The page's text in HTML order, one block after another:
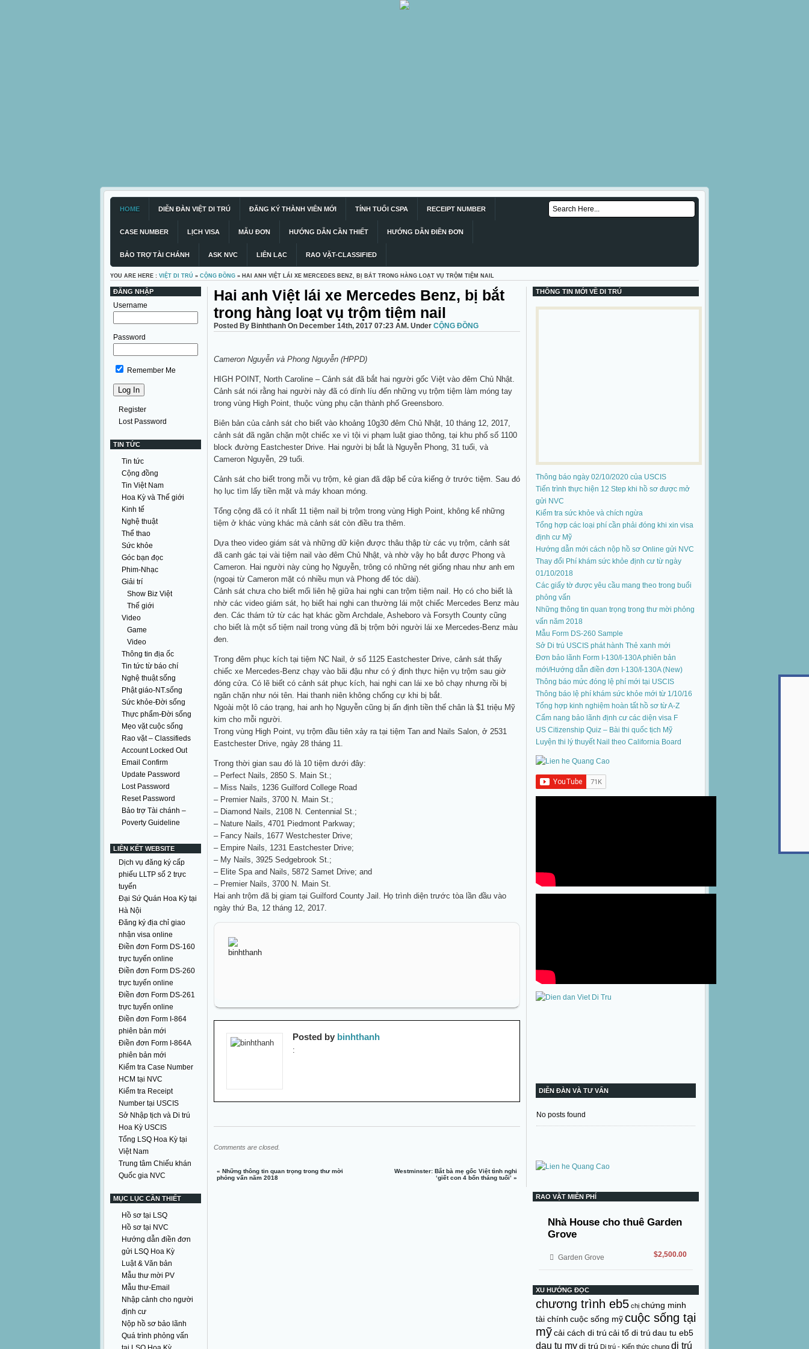
HOME DIỄN ĐÀN VIỆT DI TRÚ ĐĂNG KÝ THÀNH VIÊN MỚI TÍNH TUỔI CSPA RECEIPT NUMBER
CASE NUMBER LỊCH VISA MẪU ĐƠN HƯỚNG DẪN CẦN THIẾT HƯỚNG DẪN ĐIỀN ĐƠN
BẢO TRỢ TÀI CHÁNH ASK NVC LIÊN LẠC RAO VẶT-CLASSIFIED
YOU ARE HERE : VIỆT DI TRÚ » CỘNG ĐỒNG » HAI ANH VIỆT LÁI XE MERCEDES BENZ, BỊ BẮT TRONG HÀNG LOẠT VỤ TRỘM TIỆM NAIL
ĐĂNG NHẬP
Username
Password
Remember Me
Register
Lost Password
TIN TỨC
Tin tức
Cộng đồng
Tin Việt Nam
Hoa Kỳ và Thế giới
Kinh tế
Nghệ thuật
Thể thao
Sức khỏe
Góc bạn đọc
Phim-Nhạc
Giải trí
Show Biz Việt
Thế giới
Video
Game
Video
Thông tin địa ốc
Tin tức từ báo chí
Nghệ thuật sống
Phật giáo-NT.sống
Sức khỏe-Đời sống
Thực phẩm-Đời sống
Mẹo vặt cuộc sống
Rao vặt – Classifieds
Account Locked Out
Email Confirm
Update Password
Lost Password
Reset Password
Bảo trợ Tài chánh –
Poverty Guideline
LIÊN KẾT WEBSITE
Dịch vụ đăng ký cấp
phiếu LLTP số 2 trực
tuyến
Đại Sứ Quán Hoa Kỳ tại
Hà Nội
Đăng ký địa chỉ giao
nhận visa online
Điền đơn Form DS-160
trực tuyến online
Điền đơn Form DS-260
trực tuyến online
Điền đơn Form DS-261
trực tuyến online
Điền đơn Form I-864
phiên bản mới
Điền đơn Form I-864A
phiên bản mới
Kiểm tra Case Number
HCM tại NVC
Kiểm tra Receipt
Number tại USCIS
Sở Nhập tịch và Di trú
Hoa Kỳ USCIS
Tổng LSQ Hoa Kỳ tại
Việt Nam
Trung tâm Chiếu khán
Quốc gia NVC
MỤC LỤC CẦN THIẾT
Hồ sơ tại LSQ
Hồ sơ tại NVC
Hướng dẫn điền đơn
gửi LSQ Hoa Kỳ
Luật & Văn bản
Mẫu thư mời PV
Mẫu thư-Email
Nhập cảnh cho người
định cư
Nộp hồ sơ bảo lãnh
Quá trình phỏng vấn
Hai anh Việt lái xe Mercedes Benz, bị bắt
trong hàng loạt vụ trộm tiệm nail
Posted By Binhthanh On December 14th, 2017 07:23 AM. Under CỘNG ĐỒNG
Cameron Nguyễn và Phong Nguyễn (HPPD)
HIGH POINT, North Caroline – Cảnh sát đã bắt hai người gốc Việt vào đêm Chủ Nhật.
Cảnh sát nói rằng hai người này đã có dính líu đến những vụ trộm tiệm làm móng tay
trong vùng High Point, thuộc vùng phụ cận thành phố Greensboro.
Biên bản của cảnh sát cho biết vào khoảng 10g30 đêm Chủ Nhật, 10 tháng 12, 2017,
cảnh sát đã ngăn chặn một chiếc xe vì tội vi phạm luật giao thông, tại khu phố số 1100
block đường Eastchester Drive. Hai người bị bắt là Nguyễn Phong, 31 tuổi, và
Cameron Nguyễn, 29 tuổi.
Cảnh sát cho biết trong mỗi vụ trộm, kẻ gian đã đập bể cửa kiếng ở trước tiệm. Sau đó
họ lục tìm lấy tiền mặt và máy khoan móng.
Tổng cộng đã có ít nhất 11 tiệm nail bị trộm trong vùng High Point, không kể những
tiệm ở khác vùng khác mà cảnh sát còn điều tra thêm.
Dựa theo video giám sát và những dữ kiện được thâu thập từ các vụ trộm, cảnh sát
đã canh gác tại vài tiệm nail vào đêm Chủ Nhật, và nhờ vậy họ bắt được Phong và
Cameron. Hai người này cùng họ Nguyễn, trông có những nét giống nhau như anh em
(ngoại từ Cameron mặt có nhiều mụn và Phong để tóc dài).
Cảnh sát chưa cho biết mối liên hệ giữa hai nghi can trộm tiệm nail. Họ có cho biết là
nhờ các video giám sát, họ biết hai nghi can thường lái một chiếc Mercedes Benz màu
đen. Các thám tử từ các hạt khác gồm Archdale, Asheboro và Forsyth County cũng
cho biết là một số tiệm nail trong vùng đã bị trộm bởi người lái xe Mercedes-Benz màu
đen.
Trong đêm phục kích tại tiệm NC Nail, ở số 1125 Eastchester Drive, cảnh sát thấy
chiếc xe Mercedes-Benz chạy vào bãi đậu như có ý định thực hiện vụ trộm sau giờ
đóng cửa. Có lẽ biết có cảnh sát phục kích, hai nghi can lái xe bỏ chạy nhưng rồi bị
ngăn chặn như nói tên. Hai thanh niên không chống cự khi bị bắt.
Ngoài một lô cáo trạng, hai anh họ Nguyễn cũng bị ấn định tiền thế chân là $1 triệu Mỹ
kim cho mỗi người.
Trong vùng High Point, vụ trộm đầu tiên xảy ra tại tiệm Tan and Nails Salon, ở 2531
Eastchester Drive, ngày 28 tháng 11.
Trong thời gian sau đó là 10 tiệm dưới đây:
– Perfect Nails, 2850 S. Main St.;
– Miss Nails, 1236 Guilford College Road
– Premier Nails, 3700 N. Main St.;
– Diamond Nails, 2108 N. Centennial St.;
– Nature Nails, 4701 Piedmont Parkway;
– Fancy Nails, 1677 Westchester Drive;
– Empire Nails, 1231 Eastchester Drive;
– My Nails, 3925 Sedgebrook St.;
– Elite Spa and Nails, 5872 Samet Drive; and
– Premier Nails, 3700 N. Main St.
Hai anh trộm đã bị giam tại Guilford County Jail. Họ trình diện trước tòa lần đầu vào
ngày thứ Ba, 12 tháng 12, 2017.
Posted by binhthanh
:
Comments are closed.
«Những thông tin quan trọng trong thư mời
phỏng vấn năm 2018
Westminster: Bắt bà mẹ gốc Việt tình nghi
‘giết con 4 bốn tháng tuổi’ »
THÔNG TIN MỚI VỀ DI TRÚ
Thông báo ngày 02/10/2020 của USCIS
Tiến trình thực hiện 12 Step khi hồ sơ được mở
gửi NVC
Kiểm tra sức khỏe và chích ngừa
Tổng hợp các loại phí cần phải đóng khi xin visa
định cư Mỹ
Hướng dẫn mới cách nộp hồ sơ Online gửi NVC
Thay đổi Phí khám sức khỏe định cư từ ngày
01/10/2018
Các giấy tờ được yêu cầu mang theo trong buổi
phỏng vấn
Những thông tin quan trọng trong thư mời phỏng
vấn năm 2018
Mẫu Form DS-260 Sample
Sở Di trú USCIS phát hành Thẻ xanh mới
Đơn bảo lãnh Form I-130/I-130A phiên bản
mới/Hướng dẫn điền đơn I-130/I-130A (New)
Thông báo mức đóng lệ phí mới tại USCIS
Thông báo lệ phí khám sức khỏe mới từ 1/10/16
Tổng hợp kinh nghiệm hoàn tất hồ sơ từ A-Z
Cẩm nang bảo lãnh định cư các diện visa F
US Citizenship Quiz – Bài thi quốc tịch Mỹ
Luyện thi lý thuyết Nail theo California Board
DIỄN ĐÀN VÀ TƯ VẤN
No posts found
RAO VẶT MIỄN PHÍ
Nhà House cho thuê Garden
Grove
Garden Grove $2,500.00
XU HƯỚNG ĐỌC
chương trình eb5 chị chứng minh
tài chính cuộc sống mỹcuộc sống tại
mỹcải cách di trú cải tổ di trú dau tu eb5
dau tu mydi trú Di trú - Kiến thức chung di trú